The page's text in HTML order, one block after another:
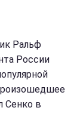
Ральф
России
Сенко в